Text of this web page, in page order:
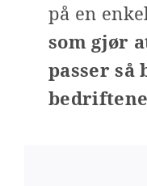
på en
som gjør
passer så